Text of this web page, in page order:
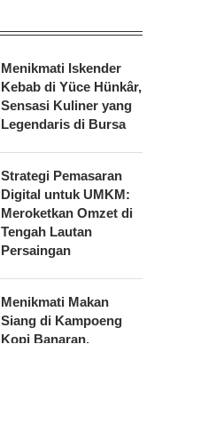
Menikmati Iskender
Kebab di Yüce Hünkâr,
Sensasi Kuliner yang
Legendaris di Bursa
Strategi Pemasaran
Digital untuk UMKM:
Meroketkan Omzet di
Tengah Lautan
Persaingan
Menikmati Makan
Siang di Kampoeng
Kopi Banaran,